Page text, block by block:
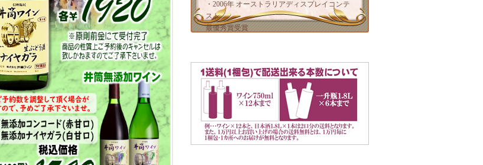
・2006年 オーストラリアディスプレイコンテ
スト
最優秀賞受賞